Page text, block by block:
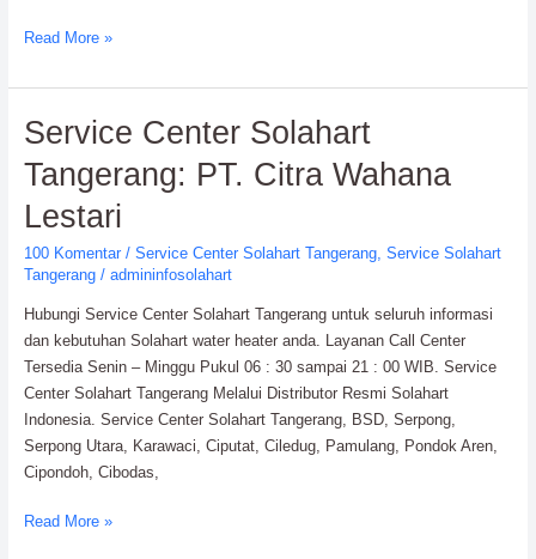
Read More »
Service Center Solahart
Tangerang: PT. Citra Wahana
Lestari
100 Komentar / Service Center Solahart Tangerang, Service Solahart
Tangerang/ admininfosolahart
Hubungi Service Center Solahart Tangerang untuk seluruh informasi
dan kebutuhan Solahart water heater anda. Layanan Call Center
Tersedia Senin – Minggu Pukul 06 : 30 sampai 21 : 00 WIB. Service
Center Solahart Tangerang Melalui Distributor Resmi Solahart
Indonesia. Service Center Solahart Tangerang, BSD, Serpong,
Serpong Utara, Karawaci, Ciputat, Ciledug, Pamulang, Pondok Aren,
Cipondoh, Cibodas,
Service
Center
Solahart
Tangerang:
PT.
Citra
Wahana
Lestari
Read More »